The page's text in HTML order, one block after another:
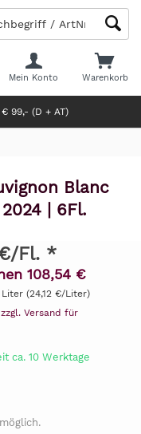
€ 99,- (D + AT)
Warenkorb
Mein Konto
Blanc
| 6Fl.
Fl. *
108,54 €
Liter (24,12 €/Liter)
zzgl. Versand für
ca. 10 Werktage